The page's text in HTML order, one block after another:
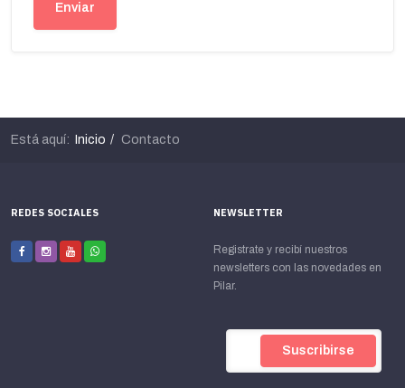
Enviar
Está aquí: Inicio Contacto
REDES SOCIALES NEWSLETTER
Registrate y recibí nuestros
newsletters con las novedades en
Pilar.